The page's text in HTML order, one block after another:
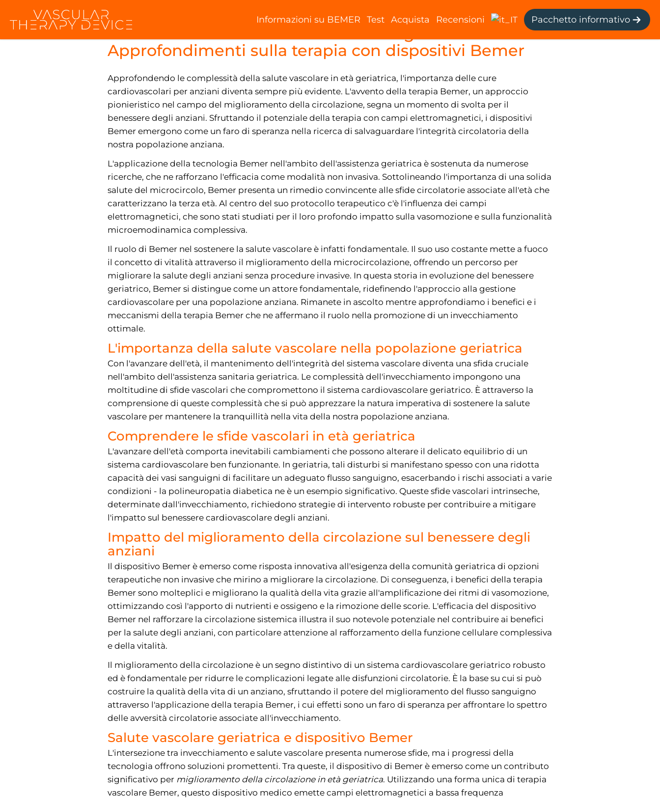
Informazioni su BEMER Test Acquista Recensioni Pacchetto informativo
Promozione della salute vascolare negli anziani:
Approfondimenti sulla terapia con dispositivi Bemer
Approfondendo le complessità della salute vascolare in età geriatrica, l'importanza delle cure
cardiovascolari per anziani diventa sempre più evidente. L'avvento della terapia Bemer, un approccio
pionieristico nel campo del miglioramento della circolazione, segna un momento di svolta per il
benessere degli anziani. Sfruttando il potenziale della terapia con campi elettromagnetici, i dispositivi
Bemer emergono come un faro di speranza nella ricerca di salvaguardare l'integrità circolatoria della
nostra popolazione anziana.
L'applicazione della tecnologia Bemer nell'ambito dell'assistenza geriatrica è sostenuta da numerose
ricerche, che ne rafforzano l'efficacia come modalità non invasiva. Sottolineando l'importanza di una solida
salute del microcircolo, Bemer presenta un rimedio convincente alle sfide circolatorie associate all'età che
caratterizzano la terza età. Al centro del suo protocollo terapeutico c'è l'influenza dei campi
elettromagnetici, che sono stati studiati per il loro profondo impatto sulla vasomozione e sulla funzionalità
microemodinamica complessiva.
Il ruolo di Bemer nel sostenere la salute vascolare è infatti fondamentale. Il suo uso costante mette a fuoco
il concetto di vitalità attraverso il miglioramento della microcircolazione, offrendo un percorso per
migliorare la salute degli anziani senza procedure invasive. In questa storia in evoluzione del benessere
geriatrico, Bemer si distingue come un attore fondamentale, ridefinendo l'approccio alla gestione
cardiovascolare per una popolazione anziana. Rimanete in ascolto mentre approfondiamo i benefici e i
meccanismi della terapia Bemer che ne affermano il ruolo nella promozione di un invecchiamento
ottimale.
L'importanza della salute vascolare nella popolazione geriatrica
Con l'avanzare dell'età, il mantenimento dell'integrità del sistema vascolare diventa una sfida cruciale
nell'ambito dell'assistenza sanitaria geriatrica. Le complessità dell'invecchiamento impongono una
moltitudine di sfide vascolari che compromettono il sistema cardiovascolare geriatrico. È attraverso la
comprensione di queste complessità che si può apprezzare la natura imperativa di sostenere la salute
vascolare per mantenere la tranquillità nella vita della nostra popolazione anziana.
Comprendere le sfide vascolari in età geriatrica
L'avanzare dell'età comporta inevitabili cambiamenti che possono alterare il delicato equilibrio di un
sistema cardiovascolare ben funzionante. In geriatria, tali disturbi si manifestano spesso con una ridotta
capacità dei vasi sanguigni di facilitare un adeguato flusso sanguigno, esacerbando i rischi associati a varie
condizioni - la polineuropatia diabetica ne è un esempio significativo. Queste sfide vascolari intrinseche,
determinate dall'invecchiamento, richiedono strategie di intervento robuste per contribuire a mitigare
l'impatto sul benessere cardiovascolare degli anziani.
Impatto del miglioramento della circolazione sul benessere degli
anziani
Il dispositivo Bemer è emerso come risposta innovativa all'esigenza della comunità geriatrica di opzioni
terapeutiche non invasive che mirino a migliorare la circolazione. Di conseguenza, i benefici della terapia
Bemer sono molteplici e migliorano la qualità della vita grazie all'amplificazione dei ritmi di vasomozione,
ottimizzando così l'apporto di nutrienti e ossigeno e la rimozione delle scorie. L'efficacia del dispositivo
Bemer nel rafforzare la circolazione sistemica illustra il suo notevole potenziale nel contribuire ai benefici
per la salute degli anziani, con particolare attenzione al rafforzamento della funzione cellulare complessiva
e della vitalità.
Il miglioramento della circolazione è un segno distintivo di un sistema cardiovascolare geriatrico robusto
ed è fondamentale per ridurre le complicazioni legate alle disfunzioni circolatorie. È la base su cui si può
costruire la qualità della vita di un anziano, sfruttando il potere del miglioramento del flusso sanguigno
attraverso l'applicazione della terapia Bemer, i cui effetti sono un faro di speranza per affrontare lo spettro
delle avversità circolatorie associate all'invecchiamento.
Salute vascolare geriatrica e dispositivo Bemer
L'intersezione tra invecchiamento e salute vascolare presenta numerose sfide, ma i progressi della
tecnologia offrono soluzioni promettenti. Tra queste, il dispositivo di Bemer è emerso come un contributo
significativo per miglioramento della circolazione in età geriatrica. Utilizzando una forma unica di terapia
vascolare Bemer, questo dispositivo medico emette campi elettromagnetici a bassa frequenza